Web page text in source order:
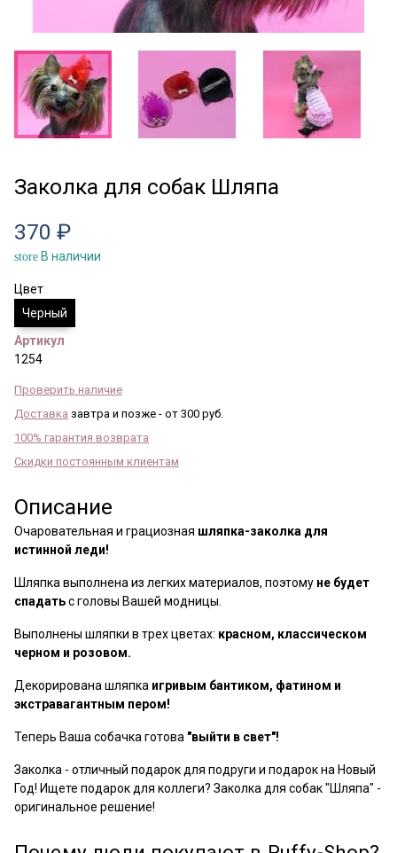
Заколка для собак Шляпа
370 ₽
store В наличии
Цвет
Черный
Артикул
1254
Проверить наличие
Доставка завтра и позже - от 300 руб.
100% гарантия возврата
Скидки постоянным клиентам
Описание
Очаровательная и грациозная шляпка-заколка для
истинной леди!
Шляпка выполнена из легких материалов, поэтому не будет
спадатьс головы Вашей модницы.
Выполнены шляпки в трех цветах: красном, классическом
черном и розовом.
Декорирована шляпка игривым бантиком, фатином и
экстравагантным пером!
Теперь Ваша собачка готова "выйти в свет"!
Заколка - отличный подарок для подруги и подарок на Новый
Год! Ищете подарок для коллеги? Заколка для собак "Шляпа" -
оригинальное решение!